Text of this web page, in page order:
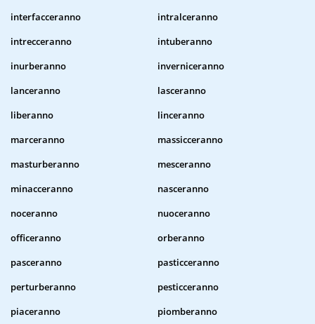
interfacceranno
intralceranno
intrecceranno
intuberanno
inurberanno
inverniceranno
lanceranno
lasceranno
liberanno
linceranno
marceranno
massicceranno
masturberanno
mesceranno
minacceranno
nasceranno
noceranno
nuoceranno
officeranno
orberanno
pasceranno
pasticceranno
perturberanno
pesticceranno
piaceranno
piomberanno